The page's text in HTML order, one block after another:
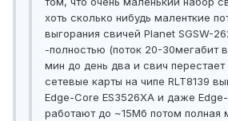
хоть сколько нибудь маленткие
выгорания свичей Planet SGSW-
-полностью (поток 20-30мегабит
мин до день два и свич перестает
сетевые карты на чипе RLT8139
Edge-Core ES3526XA и даже
работают до ~15Мб потом полная